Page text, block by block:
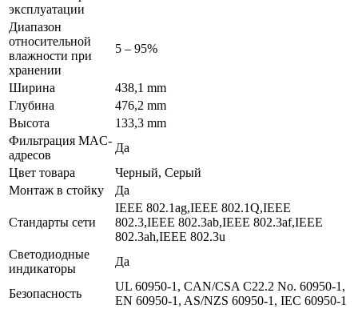
эксплуатации
Диапазон
относительной
влажности при
хранении
5 – 95%
Ширина
438,1 mm
Глубина
476,2 mm
Высота
133,3 mm
Фильтрация MAC-
адресов
Да
Цвет товара
Черный, Серый
Монтаж в стойку
Да
Стандарты сети
IEEE 802.1ag,IEEE 802.1Q,IEEE
802.3,IEEE 802.3ab,IEEE 802.3af,IEEE
802.3ah,IEEE 802.3u
Светодиодные
индикаторы
Да
Безопасность
UL 60950-1, CAN/CSA C22.2 No. 60950-1,
EN 60950-1, AS/NZS 60950-1, IEC 60950-1